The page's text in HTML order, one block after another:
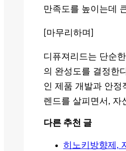
만족도를 높이는데
[마무리하며]
디퓨져리드는 단순
의 완성도를 결정한
인 제품 개발과 안정
렌드를 살피면서, 자
다른 추천 글
히노키방향제,